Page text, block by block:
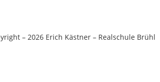
– 2026 Erich Kästner – Realschule Brühl